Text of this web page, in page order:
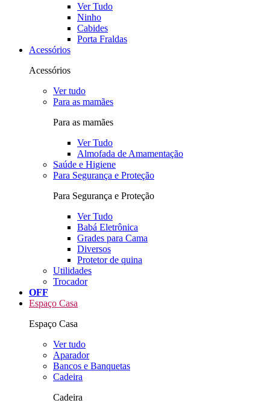
Ver Tudo
Ninho
Cabides
Porta Fraldas
Acessórios
Acessórios
Ver tudo
Para as mamães
Para as mamães
Ver Tudo
Almofada de Amamentação
Saúde e Higiene
Para Segurança e Proteção
Para Segurança e Proteção
Ver Tudo
Babá Eletrônica
Grades para Cama
Diversos
Protetor de quina
Utilidades
Trocador
OFF
Espaço Casa
Espaço Casa
Ver tudo
Aparador
Bancos e Banquetas
Cadeira
Cadeira